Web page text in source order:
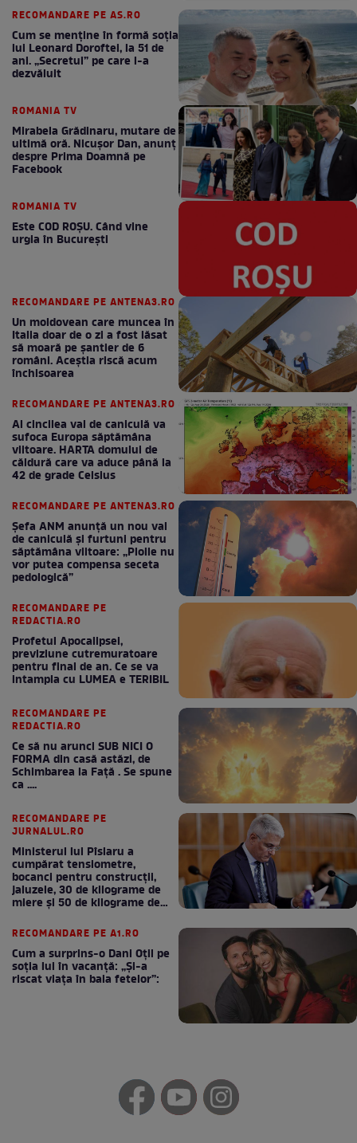
RECOMANDARE PE AS.RO
Cum se menţine în formă soţia
lui Leonard Doroftei, la 51 de
ani. „Secretul” pe care l-a
dezvăluit
ROMANIA TV
Mirabela Grădinaru, mutare de
ultimă oră. Nicuşor Dan, anunţ
despre Prima Doamnă pe
Facebook
ROMANIA TV
Este COD ROŞU. Când vine
urgia în Bucureşti
RECOMANDARE PE ANTENA3.RO
Un moldovean care muncea în
Italia doar de o zi a fost lăsat
să moară pe şantier de 6
români. Aceștia riscă acum
închisoarea
RECOMANDARE PE ANTENA3.RO
Al cincilea val de caniculă va
sufoca Europa săptămâna
viitoare. HARTA domului de
căldură care va aduce până la
42 de grade Celsius
RECOMANDARE PE ANTENA3.RO
Șefa ANM anunță un nou val
de caniculă și furtuni pentru
săptămâna viitoare: „Ploile nu
vor putea compensa seceta
pedologică”
RECOMANDARE PE
REDACTIA.RO
Profetul Apocalipsei,
previziune cutremuratoare
pentru final de an. Ce se va
intampla cu LUMEA e TERIBIL
RECOMANDARE PE
REDACTIA.RO
Ce să nu arunci SUB NICI O
FORMA din casă astăzi, de
Schimbarea la Față . Se spune
ca ....
RECOMANDARE PE
JURNALUL.RO
Ministerul lui Pîslaru a
cumpărat tensiometre,
bocanci pentru construcții,
jaluzele, 30 de kilograme de
miere și 50 de kilograme de
RECOMANDARE PE A1.RO
Cum a surprins-o Dani Oțil pe
soția lui în vacanță: „Și-a
riscat viața în baia fetelor”: